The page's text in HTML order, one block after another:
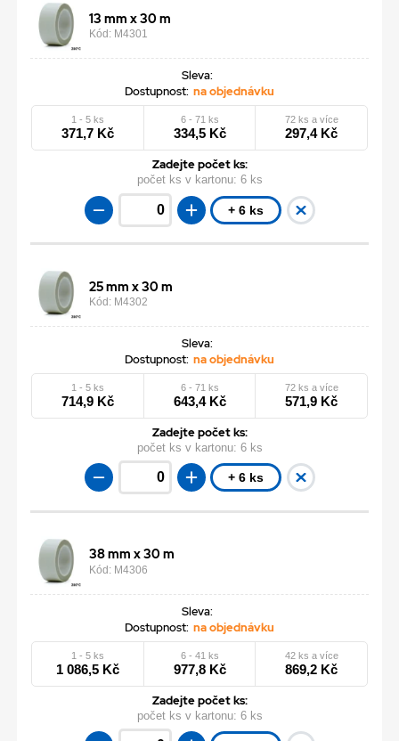
13 mm x 30 m
Kód: M4301
Sleva:
Dostupnost: na objednávku
1 - 5 ks
371,7 Kč
6 - 71 ks
334,5 Kč
72 ks a více
297,4 Kč
Zadejte počet ks:
počet ks v kartonu: 6 ks
+ 6 ks
25 mm x 30 m
Kód: M4302
Sleva:
Dostupnost: na objednávku
1 - 5 ks
714,9 Kč
6 - 71 ks
643,4 Kč
72 ks a více
571,9 Kč
Zadejte počet ks:
počet ks v kartonu: 6 ks
+ 6 ks
38 mm x 30 m
Kód: M4306
Sleva:
Dostupnost: na objednávku
1 - 5 ks
1 086,5 Kč
6 - 41 ks
977,8 Kč
42 ks a více
869,2 Kč
Zadejte počet ks:
počet ks v kartonu: 6 ks